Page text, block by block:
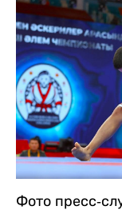
Фото пресс-